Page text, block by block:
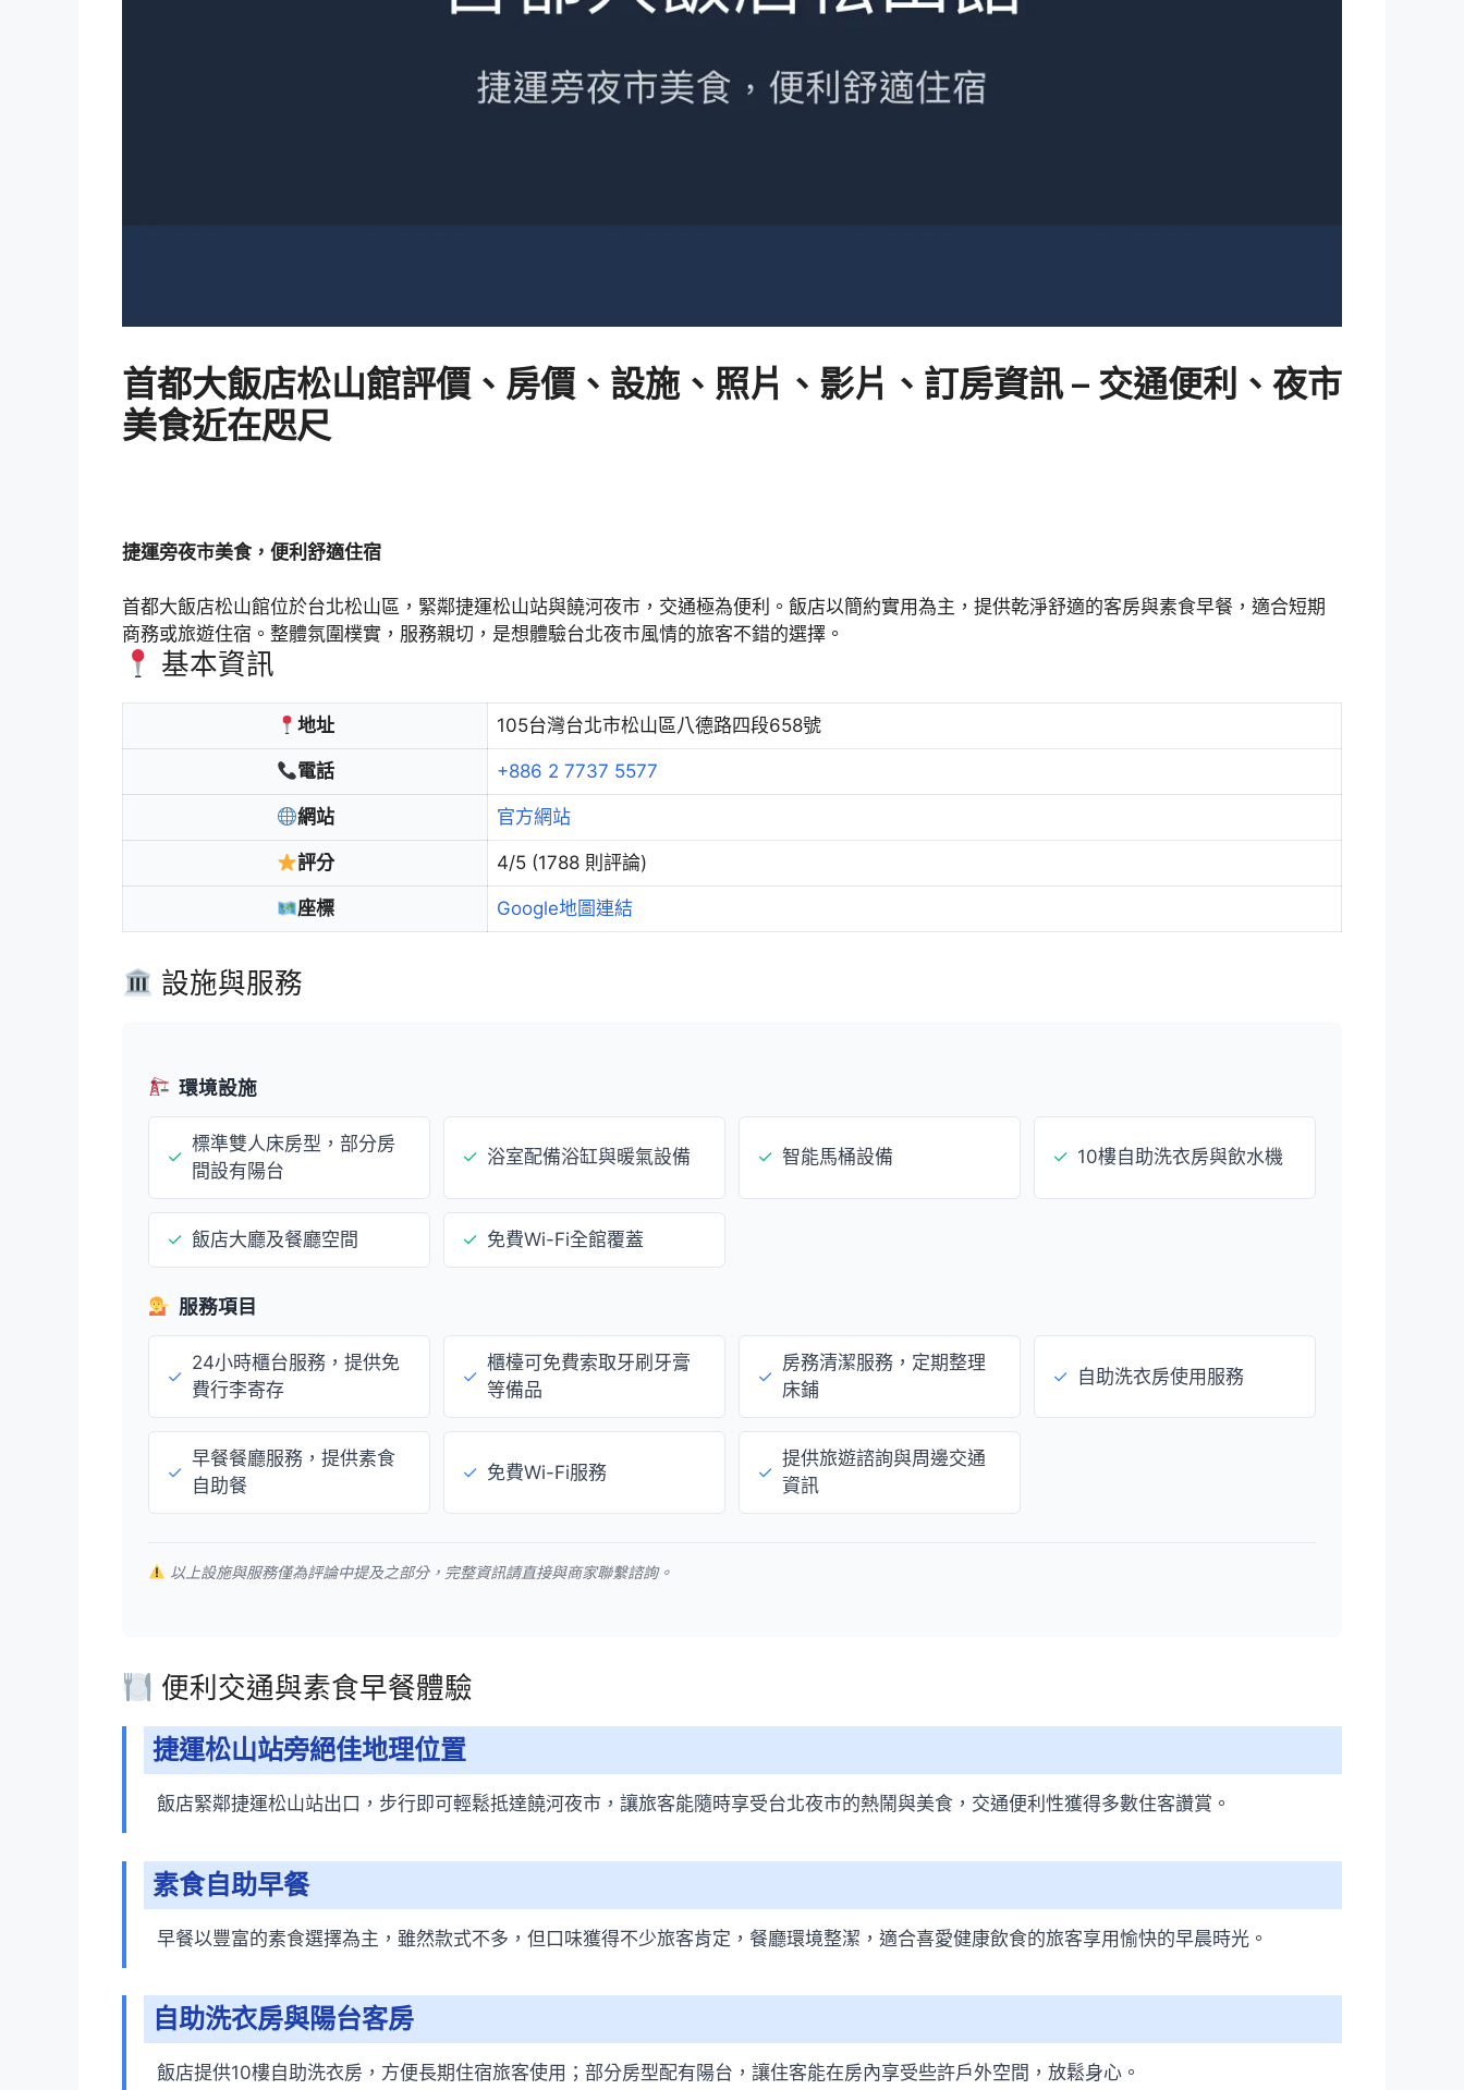
首都大飯店松山館評價、房價、設施、照片、影片、訂房資訊 – 交通便利、夜市
美食近在咫尺
捷運旁夜市美食，便利舒適住宿
首都大飯店松山館位於台北松山區，緊鄰捷運松山站與饒河夜市，交通極為便利。飯店以簡約實用為主，提供乾淨舒適的客房與素食早餐，適合短期
商務或旅遊住宿。整體氛圍樸實，服務親切，是想體驗台北夜市風情的旅客不錯的選擇。
基本資訊
地址 105台灣台北市松山區八德路四段658號
電話 +886 2 7737 5577
網站 官方網站
評分 4/5 (1788 則評論)
座標 Google地圖連結
設施與服務
環境設施
✓
標準雙人床房型，部分房
間設有陽台
✓ 浴室配備浴缸與暖氣設備 ✓ 智能馬桶設備 ✓ 10樓自助洗衣房與飲水機
✓ 飯店大廳及餐廳空間 ✓ 免費Wi-Fi全館覆蓋
服務項目
✓
24小時櫃台服務，提供免
費行李寄存
✓
櫃檯可免費索取牙刷牙膏
等備品
✓
房務清潔服務，定期整理
床鋪
✓ 自助洗衣房使用服務
✓
早餐餐廳服務，提供素食
自助餐
✓ 免費Wi-Fi服務 ✓
提供旅遊諮詢與周邊交通
資訊
以上設施與服務僅為評論中提及之部分，完整資訊請直接與商家聯繫諮詢。
便利交通與素食早餐體驗
捷運松山站旁絕佳地理位置
飯店緊鄰捷運松山站出口，步行即可輕鬆抵達饒河夜市，讓旅客能隨時享受台北夜市的熱鬧與美食，交通便利性獲得多數住客讚賞。
素食自助早餐
早餐以豐富的素食選擇為主，雖然款式不多，但口味獲得不少旅客肯定，餐廳環境整潔，適合喜愛健康飲食的旅客享用愉快的早晨時光。
自助洗衣房與陽台客房
飯店提供10樓自助洗衣房，方便長期住宿旅客使用；部分房型配有陽台，讓住客能在房內享受些許戶外空間，放鬆身心。